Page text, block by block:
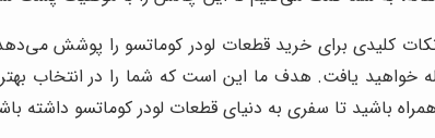
کلیدی برای خرید قطعات لودر کوماتسو را پوشش
خواهید یافت. هدف ما این است که شما را در انتخاب
باشید تا سفری به دنیای قطعات لودر کوماتسو داشته